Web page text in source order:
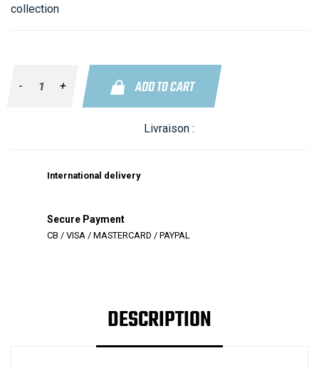
collection
- + ADD TO CART
Livraison :
International delivery
Secure Payment
CB / VISA / MASTERCARD / PAYPAL
DESCRIPTION